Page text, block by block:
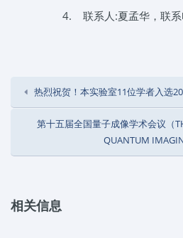
4. 联系人:夏孟华，联
热烈祝贺！本实验室11位学者入选
第十五届全国量子成像学术会议（
QUANTUM
相关信息